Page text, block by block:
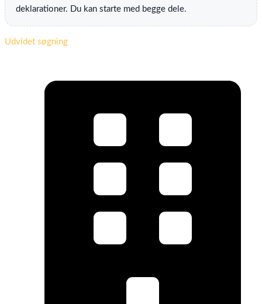
deklarationer. Du kan starte med begge dele.
Udvidet søgning